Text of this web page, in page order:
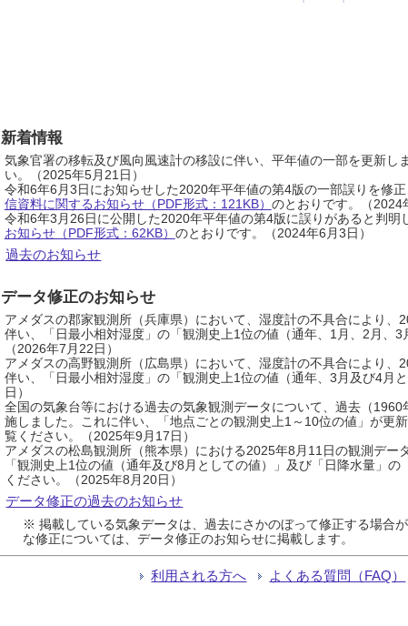
新着情報
気象官署の移転及び風向風速計の移設に伴い、平年値の一部を更新し
い。（2025年5月21日）
令和6年6月3日にお知らせした2020年平年値の第4版の一部誤りを修
信資料に関するお知らせ（PDF形式：121KB） のとおりです。（2024
令和6年3月26日に公開した2020年平年値の第4版に誤りがあると判
お知らせ（PDF形式：62KB） のとおりです。（2024年6月3日）
過去のお知らせ
データ修正のお知らせ
アメダスの郡家観測所（兵庫県）において、湿度計の不具合により
伴い、「日最小相対湿度」の「観測史上1位の値（通年、1月、2月、
（2026年7月22日）
アメダスの高野観測所（広島県）において、湿度計の不具合により
伴い、「日最小相対湿度」の「観測史上1位の値（通年、3月及び4月
日）
全国の気象台等における過去の気象観測データについて、過去（
施しました。これに伴い、「地点ごとの観測史上1～10位の値」が更
覧ください。（2025年9月17日）
アメダスの松島観測所（熊本県）における2025年8月11日の観測デ
「観測史上1位の値（通年及び8月としての値）」及び「日降水量」
ください。（2025年8月20日）
データ修正の過去のお知らせ
※ 掲載している気象データは、過去にさかのぼって修正する場合
な修正については、データ修正のお知らせに掲載します。
利用される方へ よくある質問（FAQ）